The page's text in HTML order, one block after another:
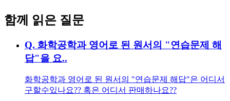
함께 읽은 질문
Q. 화학공학과 영어로 된 원서의 "연습문제 해
답"을 요..
화학공학과 영어로 된 원서의 "연습문제 해답"은 어디서
구할수있나요?? 혹은 어디서 판매하나요??